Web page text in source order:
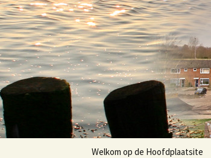
Ga
naar
de
inhoud
Dorp achter de dijk
Welkom op de Hoofdplaatsite